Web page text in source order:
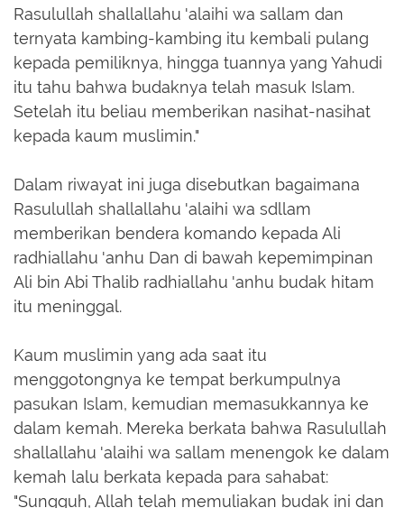
Rasulullah shallallahu 'alaihi wa sallam dan
ternyata kambing-kambing itu kembali pulang
kepada pemiliknya, hingga tuannya yang Yahudi
itu tahu bahwa budaknya telah masuk Islam.
Setelah itu beliau memberikan nasihat-nasihat
kepada kaum muslimin."
Dalam riwayat ini juga disebutkan bagaimana
Rasulullah shallallahu 'alaihi wa sdllam
memberikan bendera komando kepada Ali
radhiallahu 'anhu Dan di bawah kepemimpinan
Ali bin Abi Thalib radhiallahu 'anhu budak hitam
itu meninggal.
Kaum muslimin yang ada saat itu
menggotongnya ke tempat berkumpulnya
pasukan Islam, kemudian memasukkannya ke
dalam kemah. Mereka berkata bahwa Rasulullah
shallallahu 'alaihi wa sallam menengok ke dalam
kemah lalu berkata kepada para sahabat:
"Sungguh, Allah telah memuliakan budak ini dan